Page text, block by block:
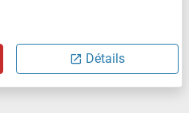
Détails